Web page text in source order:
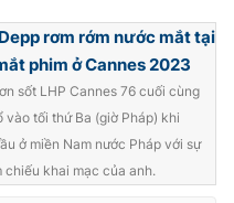
nếu không có sự chấp
khi phát hành lại
rơm rớm nước mắt tại
phim ở Cannes 2023
sốt LHP Cannes 76 cuối cùng
vào tối thứ Ba (giờ Pháp) khi
ở miền Nam nước Pháp với sự
chiếu khai mạc của anh.